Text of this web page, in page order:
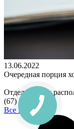
13.06.2022
Очередная порция
Отдел продаж
(67) 322 09 43.
Все Новости